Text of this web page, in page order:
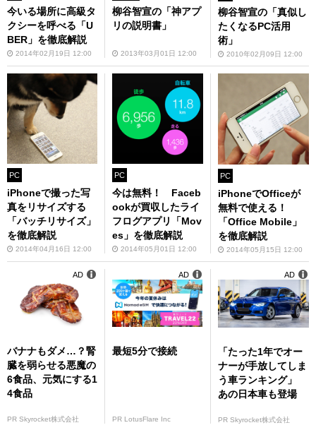
今いる場所に高級タ
クシーを呼べる「U
BER」を徹底解説
2014年02月19日 12:00
柳谷智宣の「神アプ
リの説明書」
2013年03月01日 12:00
柳谷智宣の「真似し
たくなるPC活用
術」
2010年02月09日 12:00
PC
iPhoneで撮った写
真をリサイズする
「バッチリサイズ」
を徹底解説
2014年04月16日 12:00
PC
今は無料！ Faceb
ookが買収したライ
フログアプリ「Mov
es」を徹底解説
2014年05月01日 12:00
PC
iPhoneでOfficeが
無料で使える！
「Office Mobile」
を徹底解説
2014年05月15日 12:00
バナナもダメ…？腎
臓を弱らせる悪魔の
6食品、元気にする1
4食品
PR Skyrocket株式会社
AD
最短5分で接続
PR LotusFlare Inc
AD
「たった1年でオー
ナーが手放してしま
う車ランキング」
あの日本車も登場
PR Skyrocket株式会社
AD